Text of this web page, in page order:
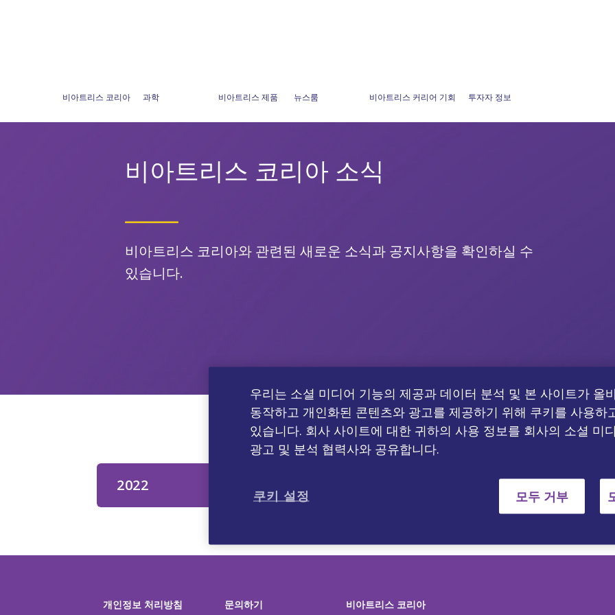
비아트리스 코리아 과학 비아트리스 제품 뉴스룸 비아트리스 커리어 기회 투자자 정보
비아트리스 코리아 소식
비아트리스 코리아와 관련된 새로운 소식과 공지사항을 확인하실 수
있습니다.
2022
개인정보 처리방침 문의하기 비아트리스 코리아
우리는 소셜 미디어 기능의 제공과 데이터 분석 및 본 사이트가 올
동작하고 개인화된 콘텐츠와 광고를 제공하기 위해 쿠키를 사용하
있습니다. 회사 사이트에 대한 귀하의 사용 정보를 회사의 소셜 미
광고 및 분석 협력사와 공유합니다.
모두 거부
쿠키 설정